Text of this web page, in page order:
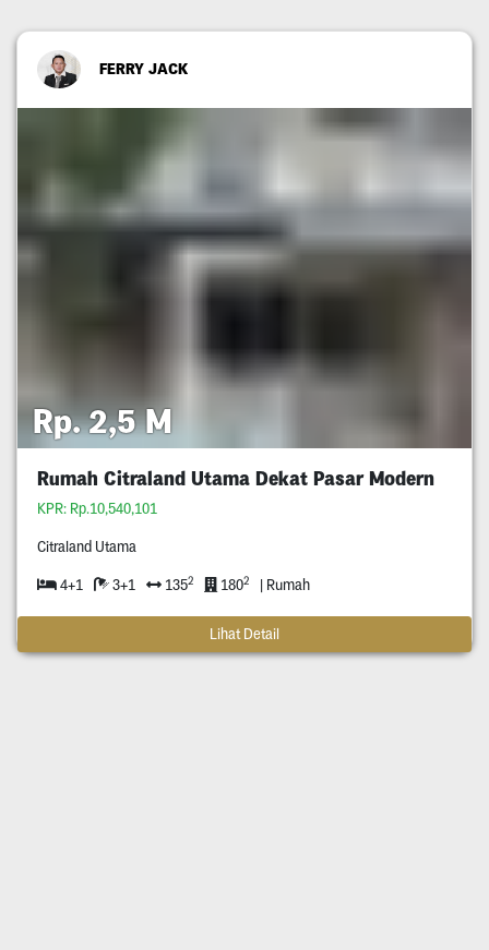
FERRY JACK
Rp. 2,5 M
Rumah Citraland Utama Dekat Pasar Modern
KPR: Rp.10,540,101
Citraland Utama
4+1 3+1 1352 1802 | Rumah
Lihat Detail